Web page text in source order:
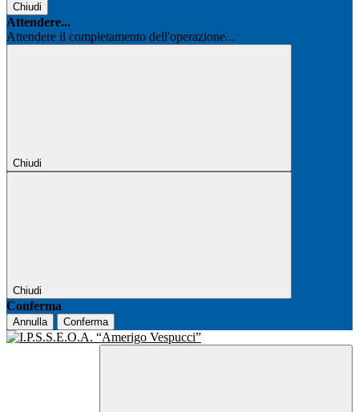
Chiudi
Attendere...
Attendere il completamento dell'operazione...
Chiudi
Chiudi
Conferma
Annulla Conferma